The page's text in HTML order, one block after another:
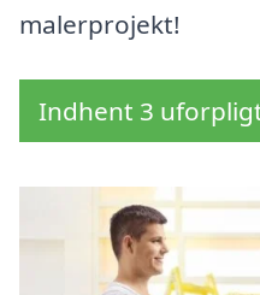
malerprojekt!
Indhent 3